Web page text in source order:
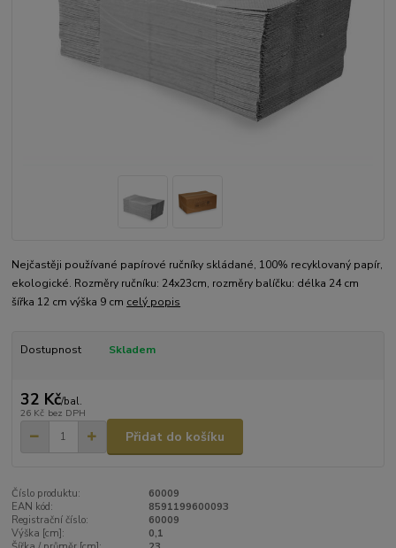
Nejčastěji používané papírové ručníky skládané, 100% recyklovaný papír,
ekologické. Rozměry ručníku: 24x23cm, rozměry balíčku: délka 24 cm
šířka 12 cm výška 9 cm celý popis
Dostupnost Skladem
32 Kč/bal.
26 Kč bez DPH
Přidat do košíku
Číslo produktu:
60009
EAN kód:
8591199600093
Registrační číslo:
60009
Výška [cm]:
0,1